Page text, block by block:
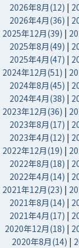
2026年8月(12) |
2026年4月(36) |
2025年12月(39) |
2025年8月(49) |
2025年4月(47) |
2024年12月(51) |
2024年8月(45) |
2024年4月(38) |
2023年12月(36) |
2023年8月(17) |
2023年4月(12) |
2022年12月(19) |
2022年8月(18) |
2022年4月(14) |
2021年12月(23) |
2021年8月(14) |
2021年4月(17) |
2020年12月(18) |
2020年8月(14) |